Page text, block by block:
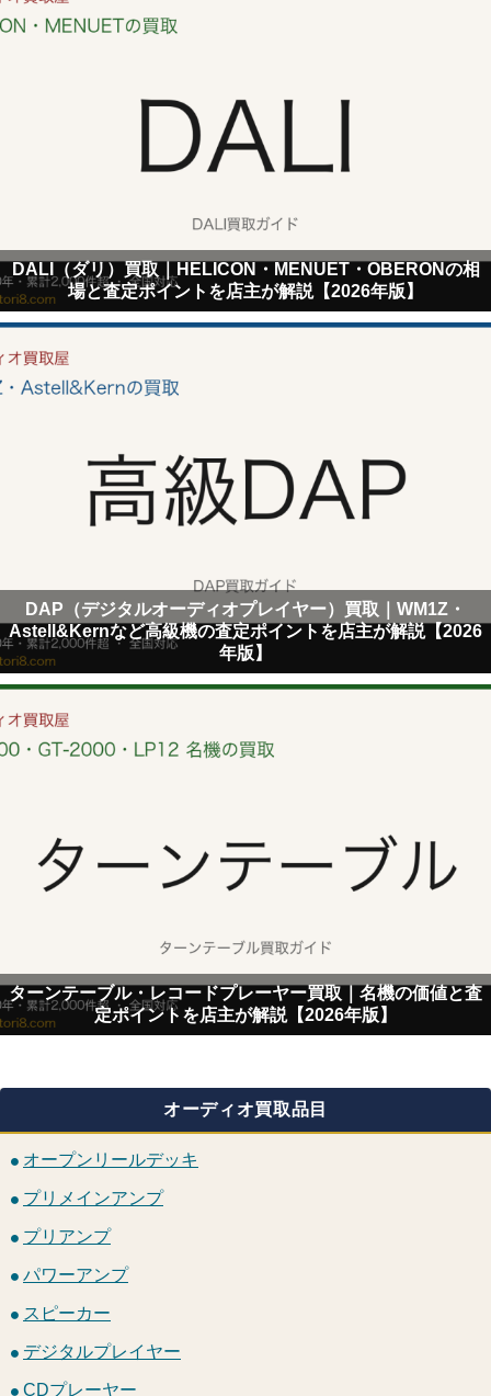
DALI（ダリ）買取｜HELICON・MENUET・OBERONの相
場と査定ポイントを店主が解説【2026年版】
DAP（デジタルオーディオプレイヤー）買取｜WM1Z・
Astell&Kernなど高級機の査定ポイントを店主が解説【2026
年版】
ターンテーブル・レコードプレーヤー買取｜名機の価値と査
定ポイントを店主が解説【2026年版】
オーディオ買取品目
オープンリールデッキ
プリメインアンプ
プリアンプ
パワーアンプ
スピーカー
デジタルプレイヤー
CDプレーヤー